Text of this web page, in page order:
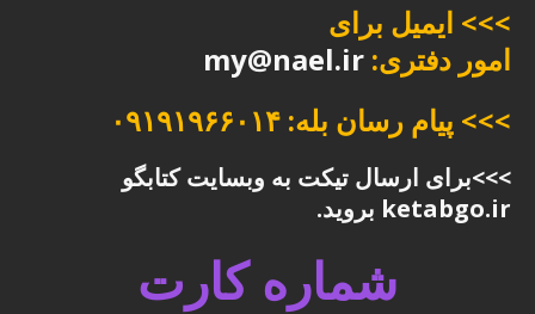
>>> ایمیل برای
امور دفتری: my@nael.ir
>>> پیام رسان بله: ۰۹۱۹۱۹۶۶۰۱۴
>>>برای ارسال تیکت به وبسایت کتابگو
ketabgo.ir بروید.
شماره کارت